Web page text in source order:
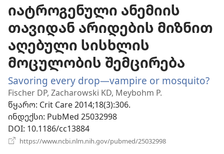
იატროგენული ანემიის
თავიდან არიდების მიზნით
აღებული სისხლის
მოცულობის შემცირება
Savoring every drop—vampire or mosquito?
Fischer DP, Zacharowski KD, Meybohm P.
წყარო‎: Crit Care 2014;18(3):306.
ინდექსი‎: PubMed 25032998
DOI‎: 10.1186/cc13884
https://www.ncbi.nlm.nih.gov/pubmed/25032998